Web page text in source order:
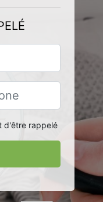
d'être rappelé